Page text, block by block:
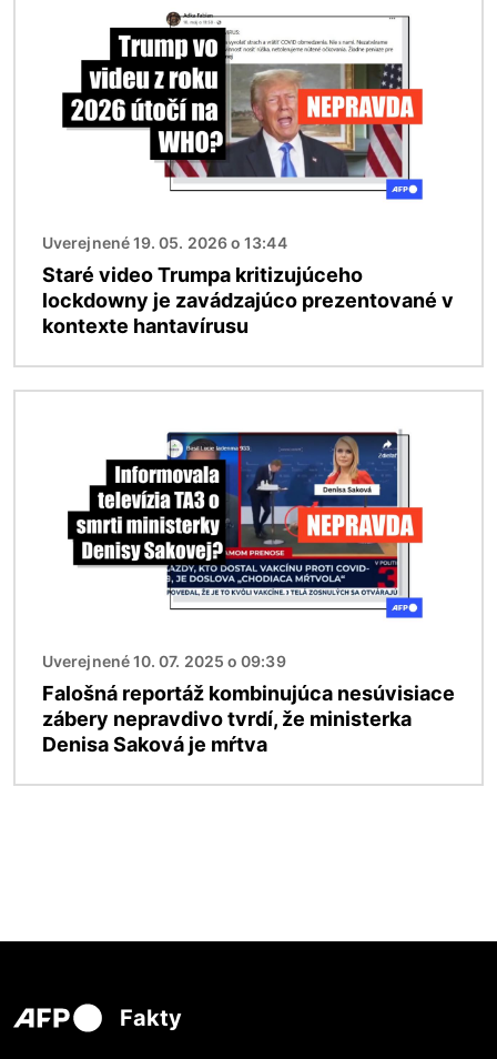
Uverejnené 19. 05. 2026 o 13:44
Staré video Trumpa kritizujúceho
lockdowny je zavádzajúco prezentované v
kontexte hantavírusu
Uverejnené 10. 07. 2025 o 09:39
Falošná reportáž kombinujúca nesúvisiace
zábery nepravdivo tvrdí, že ministerka
Denisa Saková je mŕtva
Fakty